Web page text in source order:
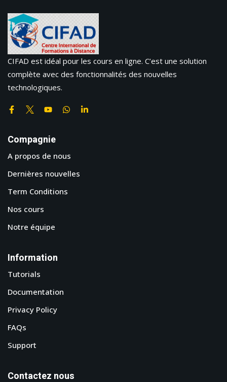
CIFAD est idéal pour les cours en ligne. C’est une solution
complète avec des fonctionnalités des nouvelles
technologiques.
Compagnie
A propos de nous
Dernières nouvelles
Term Conditions
Nos cours
Notre équipe
Information
Tutorials
Documentation
Privacy Policy
FAQs
Support
Contactez nous